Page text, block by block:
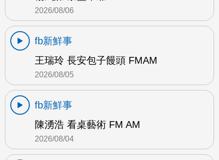
2026/08/06
fb新鮮事
王瑞玲 長安包子饅頭 FMAM
2026/08/05
fb新鮮事
陳湧浩 看桌藝術 FM AM
2026/08/04